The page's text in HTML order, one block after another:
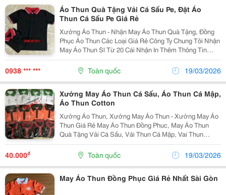
Áo Thun Quà Tặng Vải Cá Sấu Pe, Đặt Áo
Thun Cá Sấu Pe Giá Rẻ
Xưởng Áo Thun - Nhận May Áo Thun Quà Tặng, Đồng
Phục Áo Thun Các Loại Giá Rẻ Công Ty Chung Tôi Nhận
May Áo Thun Sl Từ 20 Cái Nhận In Thêm Thông Tin
Công Ty Làm Đồng Phục Áo Thun Sl Ít Từ 5 Cái ( In Trên
Áo Có Sẵn Tại Cty ) Gồm Nhiều Màu Cho
0938 *** *** Toàn quốc 19/03/2026
Xưởng May Áo Thun Cá Sấu, Áo Thun Cá Mập,
Áo Thun Cotton
Xưởng Áo Thun, Xưởng May Áo Thun - Xưởng May Áo
Thun Giá Rẻ May Áo Thun Đồng Phuc, May Áo Thun
Quà Tặng Vải Cá Sấu, Vải Thun Cá Mập, Vai Thun
Cotton Thun Cá Sấu Thun Cá Sấu (Lacoste) Là Loại
Thun Làm Bằng Cotton (Cũng Có Khi Dệt Bằng Vải
40.000₫ Toàn quốc 19/03/2026
May Áo Thun Đồng Phục Giá Rẻ Nhất Sài Gòn